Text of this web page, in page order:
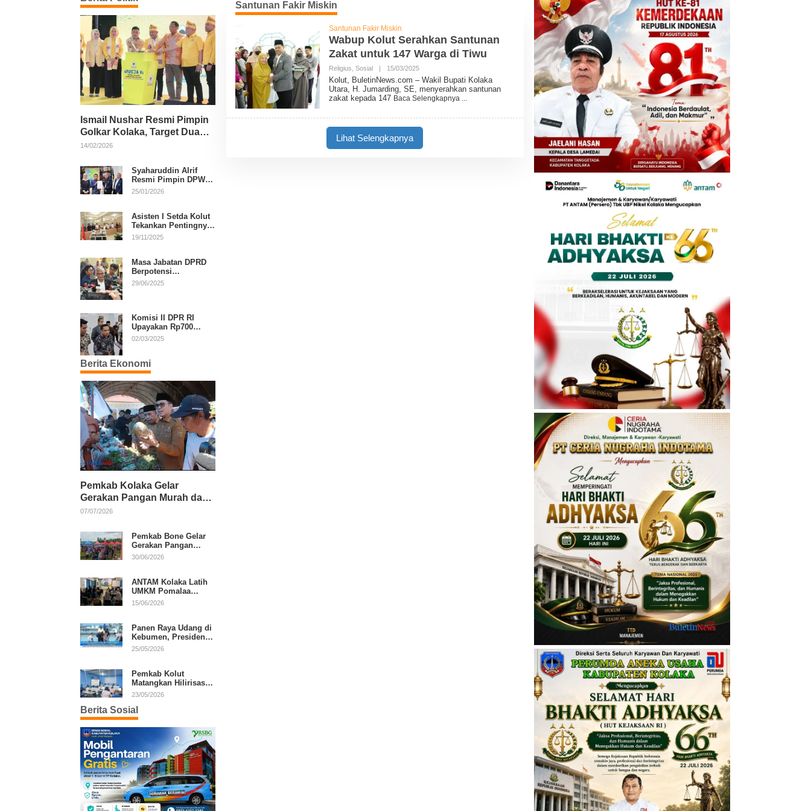
Ismail Nushar Resmi Pimpin
Golkar Kolaka, Target Dua
Kursi per Dapil
14/02/2026
Syaharuddin Alrif
Resmi Pimpin DPW
NasDem Sulsel
25/01/2026
Asisten I Setda Kolut
Tekankan Pentingnya
Pendidikan Politik
19/11/2025
Masa Jabatan DPRD
Berpotensi
Diperpanjang, Aria
29/06/2025
Komisi II DPR RI
Upayakan Rp700
Miliar dari APBN
Putusan MK
02/03/2025
Berita Ekonomi
Pemkab Kolaka Gelar
Gerakan Pangan Murah dan
Salurkan Pupuk Organik
07/07/2026
Pemkab Bone Gelar
Gerakan Pangan
Murah, Warga Serbu
30/06/2026
ANTAM Kolaka Latih
UMKM Pomalaa
Kembangkan Produk
15/06/2026
Panen Raya Udang di
Kebumen, Presiden
Prabowo Tekankan
25/05/2026
Pemkab Kolut
Matangkan Hilirisasi
Kakao dan Kelapa,
Daerah
23/05/2026
Berita Sosial
Santunan Fakir Miskin
Santunan Fakir Miskin
Wabup Kolut Serahkan Santunan
Zakat untuk 147 Warga di Tiwu
Religius Sosial | 15/03/2025O
H
B
L
E
Kolut, BuletinNews.com – Wakil Bupati Kolaka
Utara, H. Jumarding, SE, menyerahkan santunan
zakat kepada 147 Baca Selengkapnya
Lihat Selengkapnya